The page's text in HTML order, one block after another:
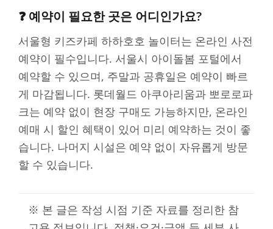
❓ 예약이 필요한 곳은 어디인가요?
서울형 키즈카페 하하호호 놀이터는 온라인 사전
예약이 필수입니다. 서울시 아이돌봄 포털에서
예약할 수 있으며, 주말과 공휴일은 예약이 빠르
게 마감됩니다. 롯데월드 아쿠아리움과 뽀로로파
크는 예약 없이 현장 구매도 가능하지만, 온라인
예매 시 할인 혜택이 있어 미리 예약하는 것이 좋
습니다. 나머지 시설은 예약 없이 자유롭게 방문
할 수 있습니다.
※ 본 글은 작성 시점 기준 자료를 정리한 참